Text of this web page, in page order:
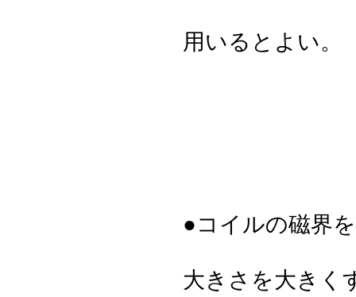
用いるとよい。
●コイルの磁界
大きさを大きく